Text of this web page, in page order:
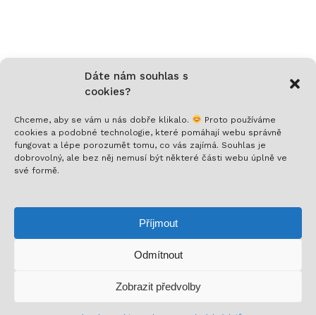
Dáte nám souhlas s
cookies?
Chceme, aby se vám u nás dobře klikalo.
Proto používáme
cookies a podobné technologie, které pomáhají webu správně
fungovat a lépe porozumět tomu, co vás zajímá. Souhlas je
dobrovolný, ale bez něj nemusí být některé části webu úplně ve
své formě.
Příjmout
Odmítnout
Zobrazit předvolby
Nech si posílat to nejlepší!
speciální nabídky a inspirativní obsah. Přinášíme ti
jen to, co stojí za to!